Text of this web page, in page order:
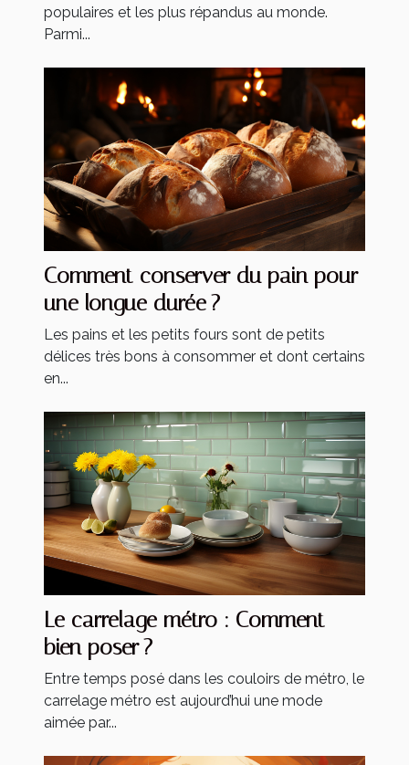
populaires et les plus répandus au monde.
Parmi...
Comment conserver du pain pour
une longue durée ?
Les pains et les petits fours sont de petits
délices très bons à consommer et dont certains
en...
Le carrelage métro : Comment
bien poser ?
Entre temps posé dans les couloirs de métro, le
carrelage métro est aujourd’hui une mode
aimée par...